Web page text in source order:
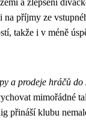
a zlepšení
na příjmy ze
takže i v méně
a prodeje hráčů
mimořádné
přináší klubu